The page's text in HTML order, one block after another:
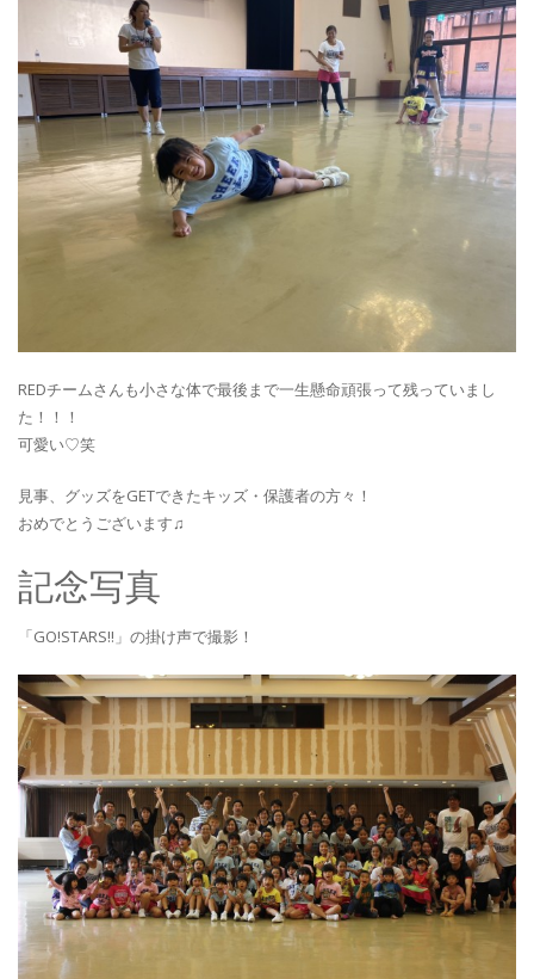
REDチームさんも小さな体で最後まで一生懸命頑張って残っていまし
た！！！
可愛い♡笑
見事、グッズをGETできたキッズ・保護者の方々！
おめでとうございます♫
記念写真
「GO!STARS!!」の掛け声で撮影！